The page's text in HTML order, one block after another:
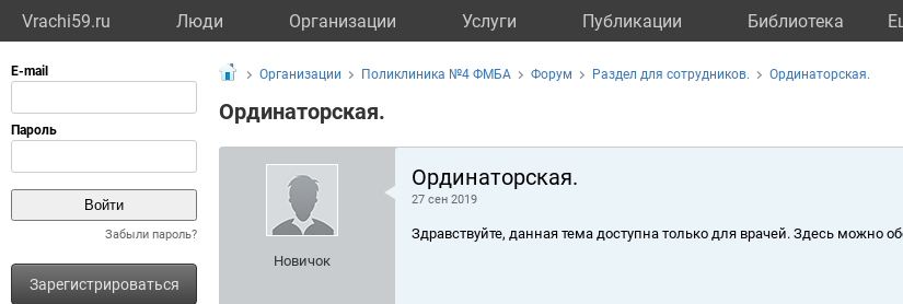
Vrachi59.ru Люди Организации Услуги Публикации Библиотека
Забыли пароль?
Зарегистрироваться
Организации Поликлиника №4 ФМБА Форум Раздел для сотрудников. Ординаторская.
Ординаторская.
Новичок
Ординаторская.
27 сен 2019
Здравствуйте, данная тема доступна только для врачей. Здесь можно